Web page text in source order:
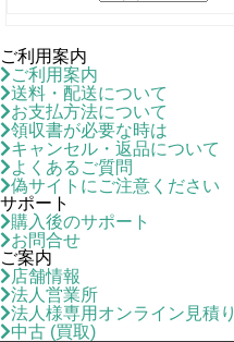
ご利用案内
ご利用案内
送料・配送について
お支払方法について
領収書が必要な時は
キャンセル・返品について
よくあるご質問
偽サイトにご注意ください
サポート
購入後のサポート
お問合せ
ご案内
店舗情報
法人営業所
法人様専用オンライン見積り
中古 (買取)